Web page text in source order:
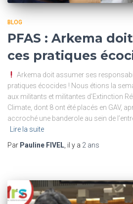
BLOG
PFAS : Arkema
ces pratiques
Arkema doit assumer ses
pratiques écocides ! Nous étions la
aux militants et militantes d’Extinction
Climate, dont 8 ont été placés en GAV,
accroché une banderole au sein de
Lire la suite
Par Pauline FIVEL , il y a 2 ans